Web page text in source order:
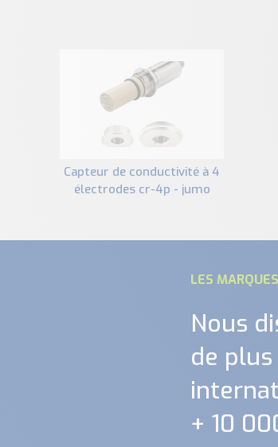
capteur de conductivité à 4
électrodes cr-4p - jumo
LES
Nous
de
+ 10